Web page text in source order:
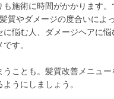
施術に時間がかかります。
質やダメージの度合いによ
悩む人、ダメージヘアに悩
す。
ことも。髪質改善メニュー
うにしましょう。